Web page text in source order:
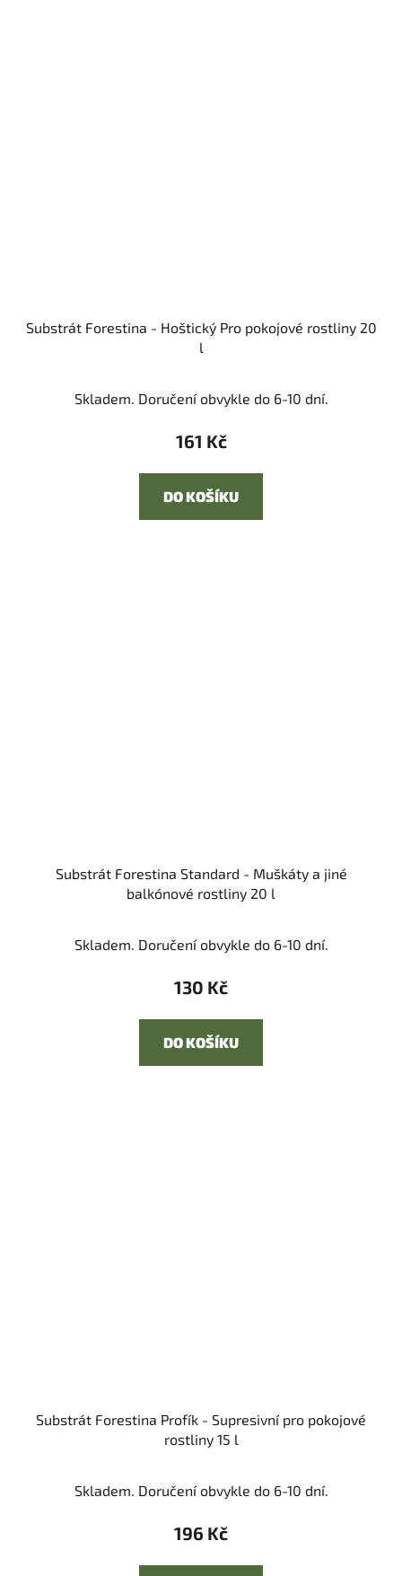
Substrát Forestina - Hoštický Pro pokojové rostliny 20
l
Skladem. Doručení obvykle do 6-10 dní.
161 Kč
DO KOŠÍKU
Substrát Forestina Standard - Muškáty a jiné
balkónové rostliny 20 l
Skladem. Doručení obvykle do 6-10 dní.
130 Kč
DO KOŠÍKU
Substrát Forestina Profík - Supresivní pro pokojové
rostliny 15 l
Skladem. Doručení obvykle do 6-10 dní.
196 Kč